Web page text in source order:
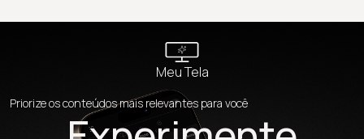
Meu Tela
Priorize os conteúdos mais relevantes para você